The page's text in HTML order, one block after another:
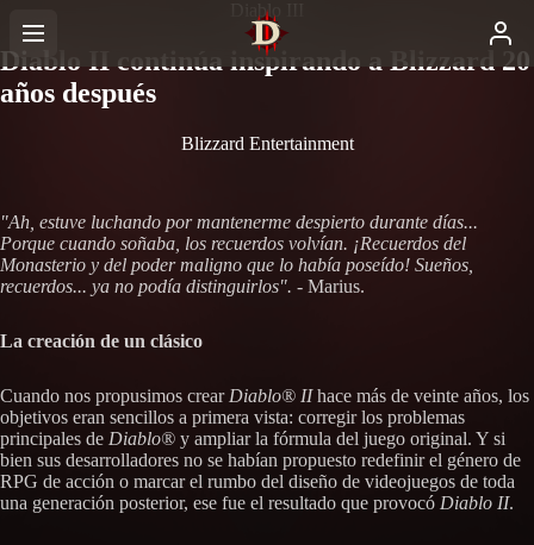
Diablo III
Diablo II continúa inspirando a Blizzard 20
años después
Blizzard Entertainment
"Ah, estuve luchando por mantenerme despierto durante días...
Porque cuando soñaba, los recuerdos volvían. ¡Recuerdos del
Monasterio y del poder maligno que lo había poseído! Sueños,
recuerdos... ya no podía distinguirlos". - Marius.
La creación de un clásico
Cuando nos propusimos crear Diablo® IIhace más de veinte años, los
objetivos eran sencillos a primera vista: corregir los problemas
principales de Diablo® y ampliar la fórmula del juego original. Y si
bien sus desarrolladores no se habían propuesto redefinir el género de
RPG de acción o marcar el rumbo del diseño de videojuegos de toda
una generación posterior, ese fue el resultado que provocó Diablo II.